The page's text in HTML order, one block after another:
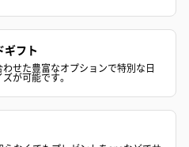
リを同梱してお届けいたしま
ギフト
せた豊富なオプションで特別な日
が可能です。